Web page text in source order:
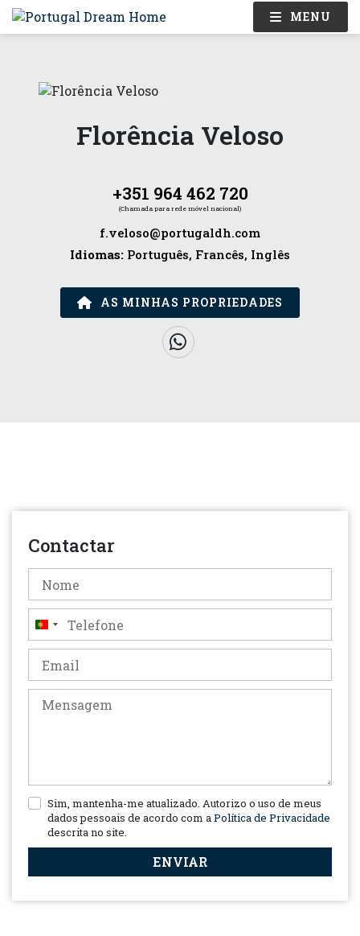
MENU
Florência Veloso
+351 964 462 720
(Chamada para rede móvel nacional)
f.veloso@portugaldh.com
Idiomas: Português, Francês, Inglês
AS MINHAS PROPRIEDADES
Contactar
Portugal
+351
Sim, mantenha-me atualizado. Autorizo o uso de meus
dados pessoais de acordo com aPolítica de Privacidade
descrita no site.
ENVIAR